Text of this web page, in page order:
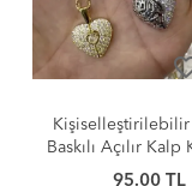
Toptan Şifa Kolyesi
Doğal Çiçekli
Kolyeler
60.00 TL